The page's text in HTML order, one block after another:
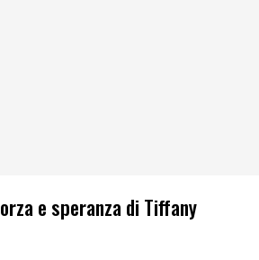
e speranza di Tiffany